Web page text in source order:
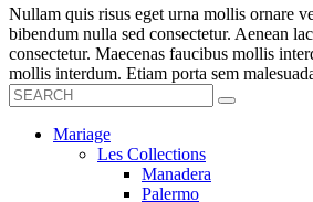
Nullam quis risus eget urna mollis ornare
bibendum nulla sed consectetur. Aenean
consectetur. Maecenas faucibus mollis
mollis interdum. Etiam porta sem
Mariage
Les Collections
Manadera
Palermo